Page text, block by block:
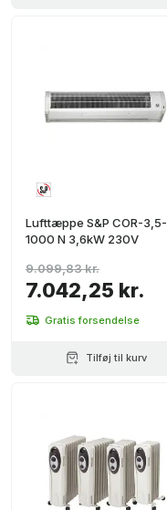
Lufttæppe S&P COR-3,5-
1000 N 3,6kW 230V
7.042,25 kr.
9.099,83 kr.
Gratis forsendelse
Tilføj til kurv